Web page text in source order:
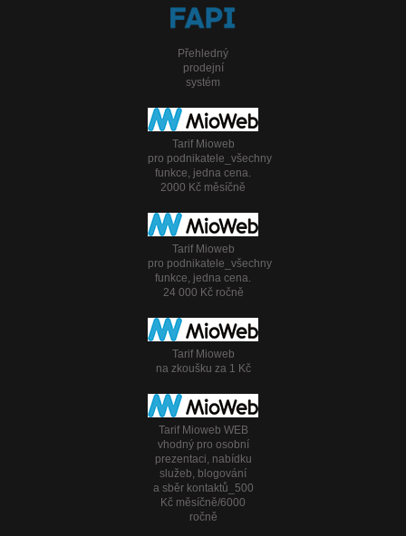
Přehledný
prodejní
systém
Tarif Mioweb
pro podnikatele_všechny
funkce, jedna cena.
2000 Kč měsíčně
Tarif Mioweb
pro podnikatele_všechny
funkce, jedna cena.
24 000 Kč ročně
Tarif Mioweb
na zkoušku za 1 Kč
Tarif Mioweb WEB
vhodný pro osobní
prezentaci, nabídku
služeb, blogování
a sběr kontaktů_500
Kč měsíčně/6000
ročně